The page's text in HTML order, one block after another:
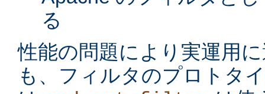
る
性能の問題により実運用
も、フィルタのプロトタ